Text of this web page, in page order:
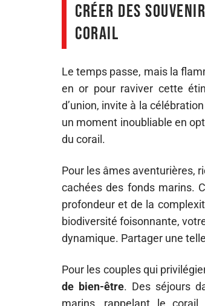
Créer des
corail
Le temps passe, mais la
en or pour raviver cette
d’union, invite à la
un moment inoubliable en
du corail.
Pour les âmes aventurières,
cachées des fonds marins.
profondeur et de la
biodiversité foisonnante,
dynamique. Partager une
Pour les couples qui
de bien-être. Des séjours
marins, rappelant le